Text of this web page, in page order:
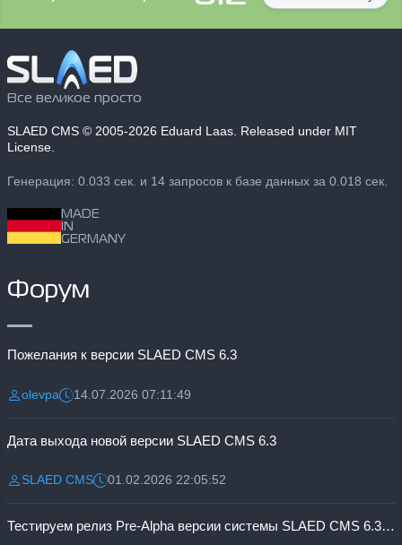
Все великое просто
SLAED CMS © 2005-2026 Eduard Laas. Released under MIT
License.
Генерация: 0.033 сек. и 14 запросов к базе данных за 0.018 сек.
MADE
IN
GERMANY
Форум
Пожелания к версии SLAED CMS 6.3
Разместил:
olevpaДата:14.07.2026 07:11:49
Дата выхода новой версии SLAED CMS 6.3
Разместил:
SLAED CMSДата:01.02.2026 22:05:52
Тестируем релиз Pre-Alpha версии системы SLAED CMS 6.3 Pro